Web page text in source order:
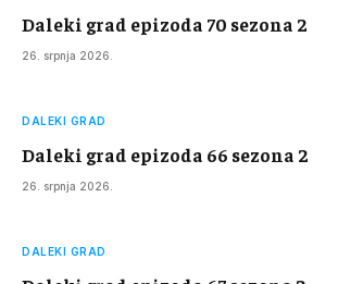
Daleki grad epizoda 70 sezona 2
26. srpnja 2026.
DALEKI GRAD
Daleki grad epizoda 66 sezona 2
26. srpnja 2026.
DALEKI GRAD